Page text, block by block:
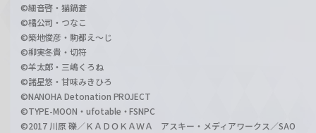
©細音啓・猫鍋蒼
©橘公司・つなこ
©築地俊彦・駒都え～じ
©柳実冬貴・切符
©羊太郎・三嶋くろね
©諸星悠・甘味みきひろ
©NANOHA Detonation PROJECT
©TYPE-MOON・ufotable・FSNPC
©2017 川原 礫／ＫＡＤＯＫＡＷＡ アスキー・メディアワークス／SAO